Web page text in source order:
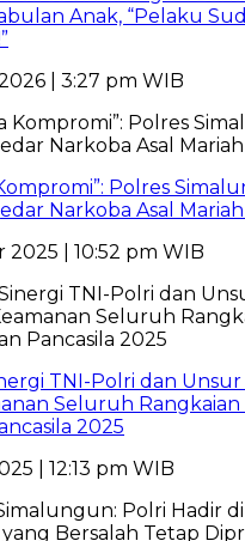
Anak, “Pelaku
| 3:27 pm WIB
Polres
Narkoba Asal
2025 | 10:52 pm WIB
TNI-Polri dan Unsur
Seluruh Rangkaian
2025
| 12:13 pm WIB